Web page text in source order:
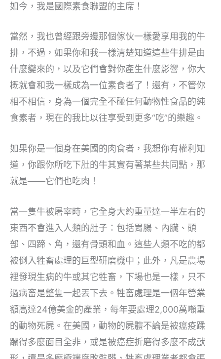
如今，我是國際素食聯盟的主席！
當然，我也曾經跟旁邊那個傢伙一樣愛享用我的牛
排，不過，如果你和我一樣清楚知道這些牛排是由
什麼變來的，以及它們會對你產生什麼影響，你大
概就會和我一樣成為一位素食者了！還有，不管你
相不相信，身為一個完全不碰任何動物性食品的純
食素者，現在的我比以往享受到更多“吃”的樂趣。
如果你是一個身在美國的肉食者，我想你有權利知
道，你跟你所吃下肚的牛其實有著某些共同點，那
就是——它們也吃肉！
當一隻牛被屠宰時，它全身大約重量達一半左右的
東西不會進入人類的肚子：包括胃腸、內臟、頭
部、四蹄、角，還有骨頭和血。這些人類不吃的都
被倒入牲畜處理的巨型研磨機中；此外，凡是農場
裡發現生病的牛或其它牲畜，下場也是一樣，只不
過病畜是整隻一起丟下去。牲畜處理是一個年營業
額高達24億美金的產業，每年要處理2,000萬噸重
的動物死屍。在美國，動物的屍體不論是被瘟疫蹂
躝得多麼面目全非，或是被癌症折磨得多麼不成獸